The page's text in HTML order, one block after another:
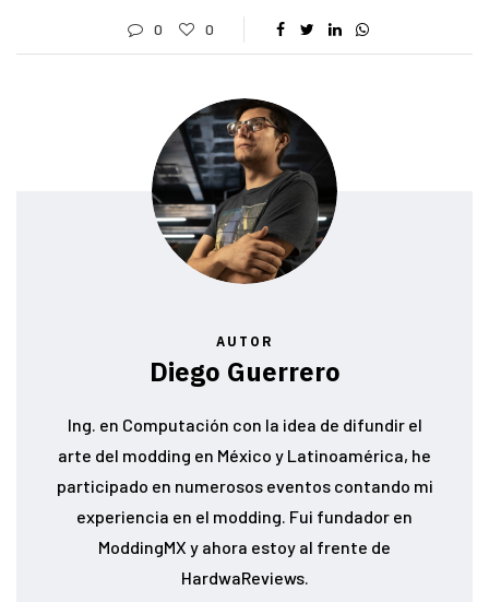
0 0
AUTOR
Diego Guerrero
Ing. en Computación con la idea de difundir el
arte del modding en México y Latinoamérica, he
participado en numerosos eventos contando mi
experiencia en el modding. Fui fundador en
ModdingMX y ahora estoy al frente de
HardwaReviews.